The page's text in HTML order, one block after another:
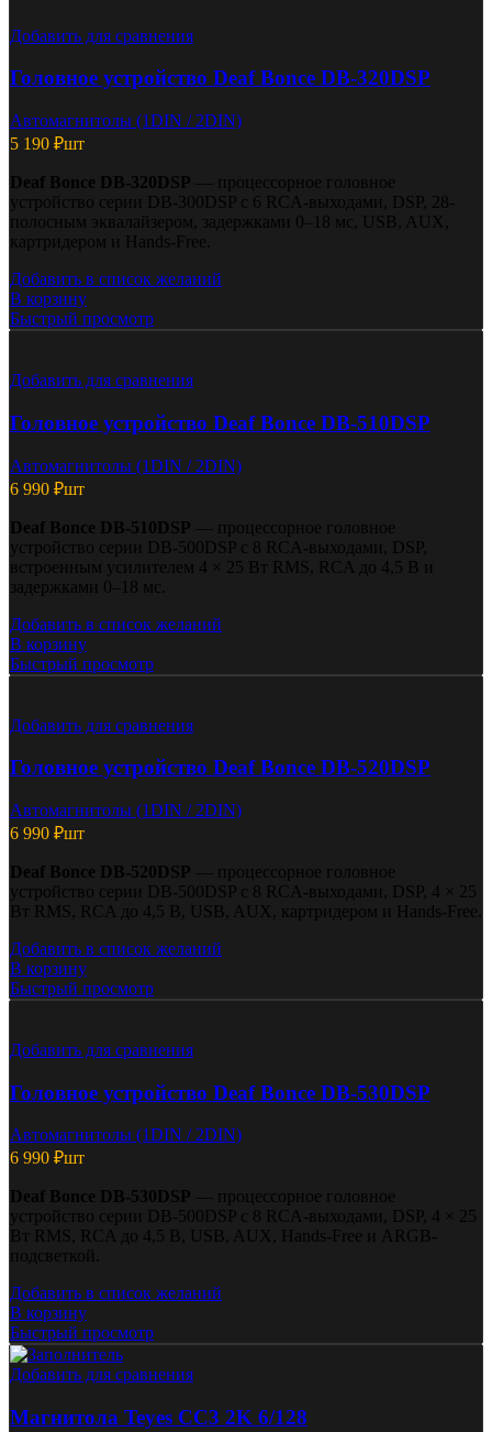
Добавить для сравнения
Головное устройство Deaf Bonce DB-320DSP
Автомагнитолы (1DIN / 2DIN)
5 190 ₽шт
Deaf Bonce DB-320DSP — процессорное головное
устройство серии DB-300DSP с 6 RCA-выходами, DSP, 28-
полосным эквалайзером, задержками 0–18 мс, USB, AUX,
картридером и Hands-Free.
Добавить в список желаний
В корзину
Быстрый просмотр
Добавить для сравнения
Головное устройство Deaf Bonce DB-510DSP
Автомагнитолы (1DIN / 2DIN)
6 990 ₽шт
Deaf Bonce DB-510DSP — процессорное головное
устройство серии DB-500DSP с 8 RCA-выходами, DSP,
встроенным усилителем 4 × 25 Вт RMS, RCA до 4,5 В и
задержками 0–18 мс.
Добавить в список желаний
В корзину
Быстрый просмотр
Добавить для сравнения
Головное устройство Deaf Bonce DB-520DSP
Автомагнитолы (1DIN / 2DIN)
6 990 ₽шт
Deaf Bonce DB-520DSP — процессорное головное
устройство серии DB-500DSP с 8 RCA-выходами, DSP, 4 × 25
Вт RMS, RCA до 4,5 В, USB, AUX, картридером и Hands-Free.
Добавить в список желаний
В корзину
Быстрый просмотр
Добавить для сравнения
Головное устройство Deaf Bonce DB-530DSP
Автомагнитолы (1DIN / 2DIN)
6 990 ₽шт
Deaf Bonce DB-530DSP — процессорное головное
устройство серии DB-500DSP с 8 RCA-выходами, DSP, 4 × 25
Вт RMS, RCA до 4,5 В, USB, AUX, Hands-Free и ARGB-
подсветкой.
Добавить в список желаний
В корзину
Быстрый просмотр
Добавить для сравнения
Магнитола Teyes CC3 2K 6/128